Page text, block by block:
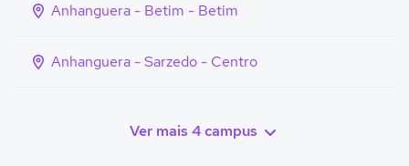
Anhanguera - Betim - Betim
Anhanguera - Sarzedo - Centro
Ver mais 4 campus